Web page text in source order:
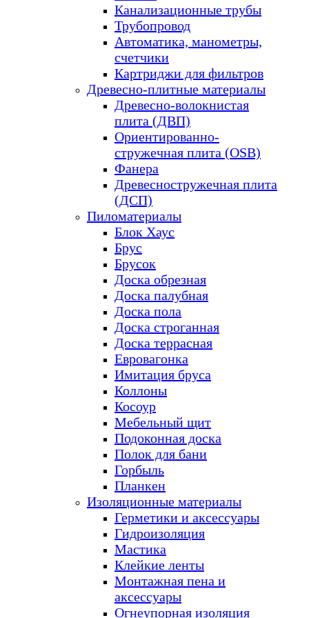
Канализационные трубы
Трубопровод
Автоматика, манометры,
счетчики
Картриджи для фильтров
Древесно-плитные материалы
Древесно-волокнистая
плита (ДВП)
Ориентированно-
стружечная плита (OSB)
Фанера
Древесностружечная плита
(ДСП)
Пиломатериалы
Блок Хаус
Брус
Брусок
Доска обрезная
Доска палубная
Доска пола
Доска строганная
Доска террасная
Евровагонка
Имитация бруса
Коллоны
Косоур
Мебельный щит
Подоконная доска
Полок для бани
Горбыль
Планкен
Изоляционные материалы
Герметики и аксессуары
Гидроизоляция
Мастика
Клейкие ленты
Монтажная пена и
аксессуары
Огнеупорная изоляция